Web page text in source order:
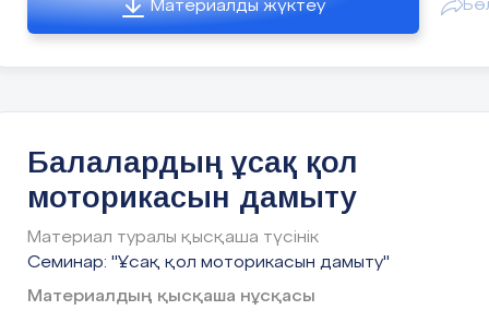
2018-2019 оқу жылы
Материалды жүктеу
Балалардың ұсақ қол
моторикасын дамыту
Материал туралы қысқаша түсінік
Семинар: "Ұсақ қол моторикасын дамыту"
Материалдың қысқаша нұсқасы